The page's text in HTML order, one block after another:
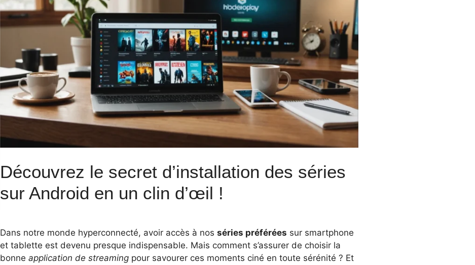
Découvrez le secret d’installation des séries
sur Android en un clin d’œil !
Dans notre monde hyperconnecté, avoir accès à nos séries préférées sur smartphone
et tablette est devenu presque indispensable. Mais comment s’assurer de choisir la
bonne application de streaming pour savourer ces moments ciné en toute sérénité ? Et